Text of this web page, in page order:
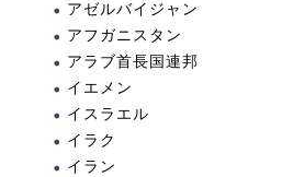
アゼルバイジャン
アフガニスタン
アラブ首長国連邦
イエメン
イスラエル
イラク
イラン